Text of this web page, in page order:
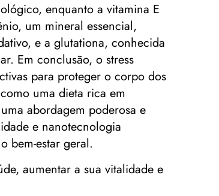
enquanto a vitamina E
um mineral essencial,
e a glutationa, conhecida
Em conclusão, o stress
para proteger o corpo dos
uma dieta rica em
abordagem poderosa e
e nanotecnologia
bem-estar geral.
aumentar a sua vitalidade e